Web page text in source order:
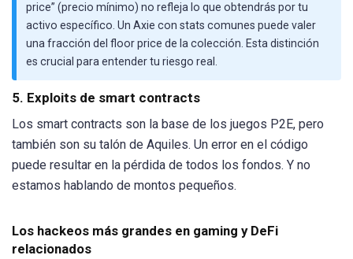
price” (precio mínimo) no refleja lo que obtendrás por tu
activo específico. Un Axie con stats comunes puede valer
una fracción del floor price de la colección. Esta distinción
es crucial para entender tu riesgo real.
5. Exploits de smart contracts
Los smart contracts son la base de los juegos P2E, pero
también son su talón de Aquiles. Un error en el código
puede resultar en la pérdida de todos los fondos. Y no
estamos hablando de montos pequeños.
Los hackeos más grandes en gaming y DeFi
relacionados